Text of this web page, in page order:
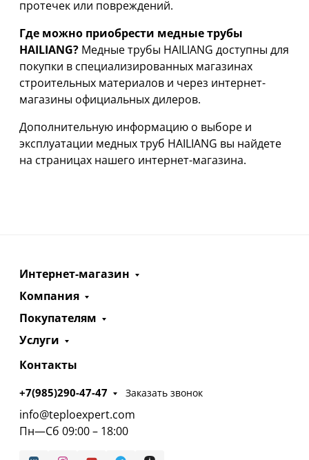
протечек или повреждений.
Где можно приобрести медные трубы
HAILIANG? Медные трубы HAILIANG доступны для
покупки в специализированных магазинах
строительных материалов и через интернет-
магазины официальных дилеров.
Дополнительную информацию о выборе и
эксплуатации медных труб HAILIANG вы найдете
на страницах нашего интернет-магазина.
Интернет-магазин
Компания
Покупателям
Услуги
Контакты
+7(985)290-47-47 Заказать звонок
info@teploexpert.com
Пн—Сб 09:00 – 18:00